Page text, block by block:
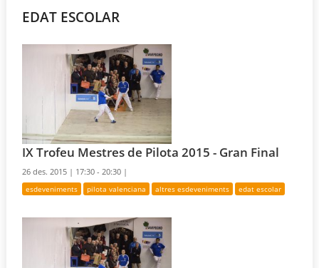
EDAT ESCOLAR
IX Trofeu Mestres de Pilota 2015 - Gran Final
26 des. 2015 | 17:30 - 20:30 |
esdeveniments pilota valenciana altres esdeveniments edat escolar